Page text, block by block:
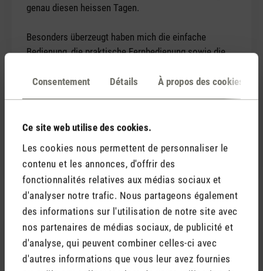
Consentement Détails À propos des cookies
Ce site web utilise des cookies.
Les cookies nous permettent de personnaliser le
contenu et les annonces, d'offrir des
fonctionnalités relatives aux médias sociaux et
d'analyser notre trafic. Nous partageons également
des informations sur l'utilisation de notre site avec
nos partenaires de médias sociaux, de publicité et
d'analyse, qui peuvent combiner celles-ci avec
d'autres informations que vous leur avez fournies
genau diesen heissen Tagen.
Besonders überzeugt haben mich die einfache
Bedienung, die praktische Fernbedienung sowie die
und stabil, und der Ventilator läuft zuverlässig ohne
störende Geräusche oder Vibrationen.
Wer einen leisen und komfortablen Ventilator sucht,
würde ihn jederzeit wieder kaufen.
3 juillet 2026 16:25
Évaluation avec une note de 5 sur 5 étoiles
Hält, was er verspricht und bietet mehr als